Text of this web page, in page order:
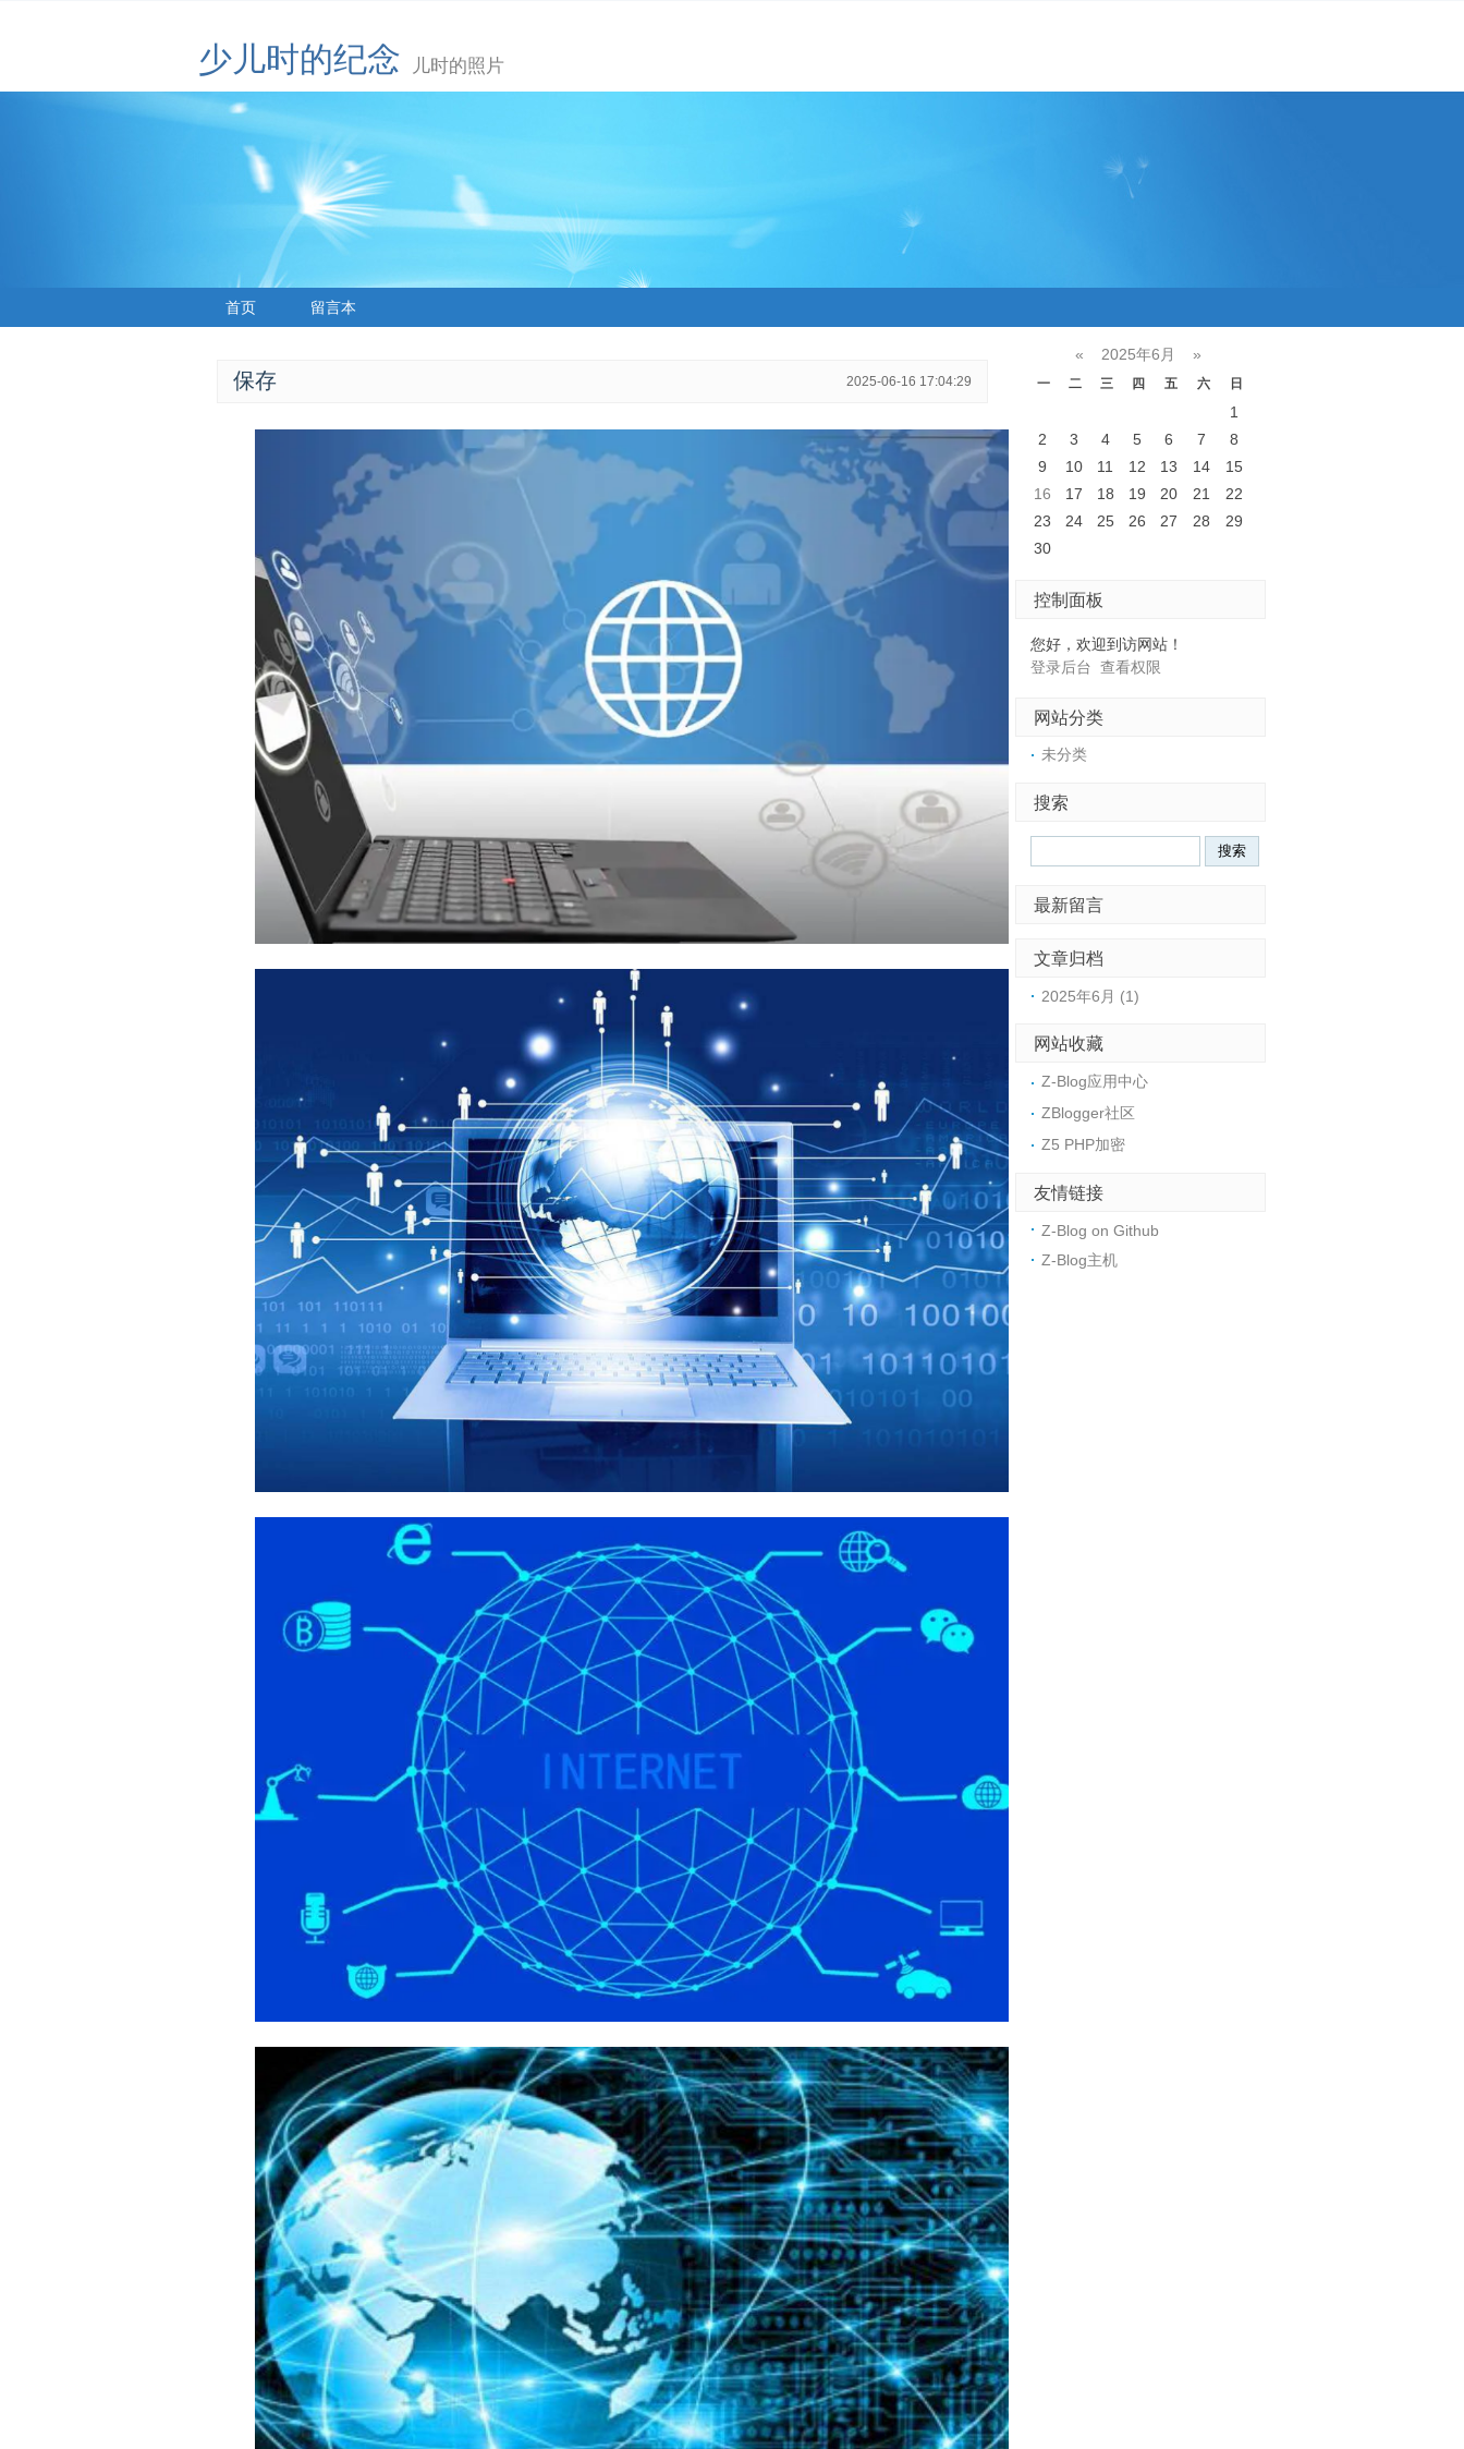
少儿时的纪念 儿时的照片
首页 留言本
保存 2025-06-16 17:04:29
« 2025年6月 »
一 二 三 四 五 六 日
1
2
3 4 5 6 7
8
9
10 11 12 13 14
15
16
17 18 19 20 21
22
23
24 25 26 27 28
29
30
控制面板
您好，欢迎到访网站！
登录后台 查看权限
网站分类
未分类
搜索
最新留言
文章归档
2025年6月 (1)
网站收藏
Z-Blog应用中心
ZBlogger社区
Z5 PHP加密
友情链接
Z-Blog on Github
Z-Blog主机